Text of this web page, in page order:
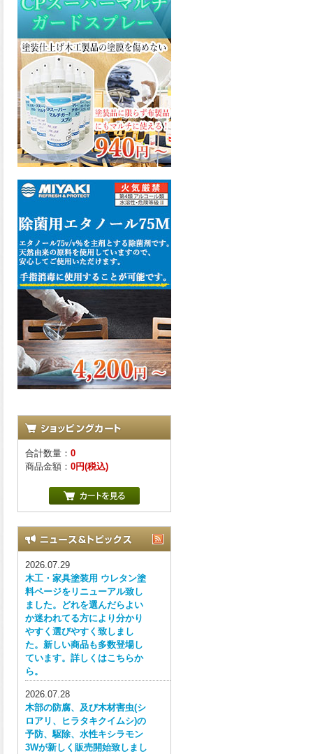
合計数量： 0
商品金額： 0円(税込)
2026.07.29
木工・家具塗装用 ウレタン塗
料ページをリニューアル致し
ました。どれを選んだらよい
か迷われてる方により分かり
やすく選びやすく致しまし
た。新しい商品も多数登場し
ています。詳しくはこちらか
ら。
2026.07.28
木部の防腐、及び木材害虫(シ
ロアリ、ヒラタキクイムシ)の
予防、駆除、水性キシラモン
3Wが新しく販売開始致しまし